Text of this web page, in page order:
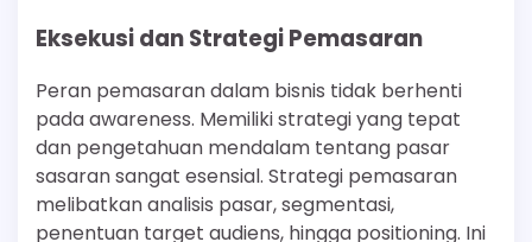
Eksekusi dan Strategi Pemasaran
Peran pemasaran dalam bisnis tidak berhenti
pada awareness. Memiliki strategi yang tepat
dan pengetahuan mendalam tentang pasar
sasaran sangat esensial. Strategi pemasaran
melibatkan analisis pasar, segmentasi,
penentuan target audiens, hingga positioning. Ini